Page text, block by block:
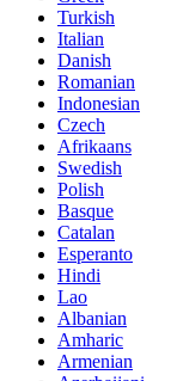
Turkish
Italian
Danish
Romanian
Indonesian
Czech
Afrikaans
Swedish
Polish
Basque
Catalan
Esperanto
Hindi
Lao
Albanian
Amharic
Armenian